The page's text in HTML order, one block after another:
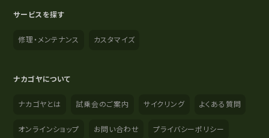
サービスを探す
修理・メンテナンス カスタマイズ
ナカゴヤについて
ナカゴヤとは 試乗会のご案内 サイクリング よくある質問
オンラインショップ お問い合わせ プライバシーポリシー